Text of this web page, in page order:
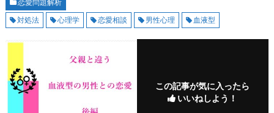
恋愛問題解析
対処法
心理学 恋愛相談 男性心理 血液型
この記事が気に入ったら
いいねしよう！